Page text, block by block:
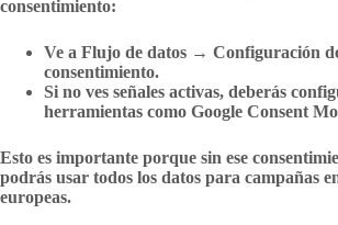
consentimiento:
Ve a Flujo de datos → Configuración
consentimiento.
Si no ves señales activas, deberás
herramientas como Google Consent
Esto es importante porque sin ese
podrás usar todos los datos para campañas
europeas.